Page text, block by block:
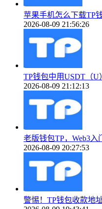
苹果手机怎么下载TP
2026-08-09 21:56:26
TP钱包中用USDT（
2026-08-09 21:12:13
老版钱包TP，Web3入
2026-08-09 20:27:53
警惕！TP钱包收款地